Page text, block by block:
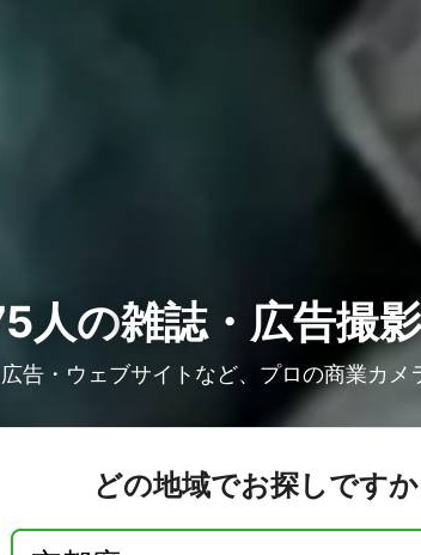
人の雑誌・広告撮
告・ウェブサイトなど、プロの商業カメ
どの地域でお探しですか